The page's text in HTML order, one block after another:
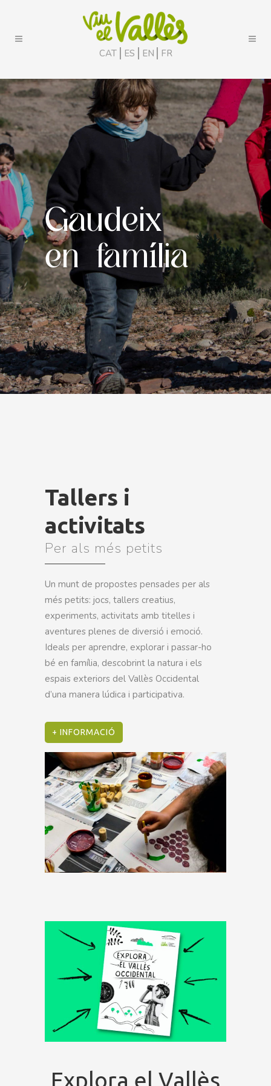
CAT ES EN FR
Gaudeix
en família
Tallers i
activitats
Per als més petits
Un munt de propostes pensades per als
més petits: jocs, tallers creatius,
experiments, activitats amb titelles i
aventures plenes de diversió i emoció.
Ideals per aprendre, explorar i passar-ho
bé en família, descobrint la natura i els
espais exteriors del Vallès Occidental
d’una manera lúdica i participativa.
+ INFORMACIÓ
Explora el Vallès